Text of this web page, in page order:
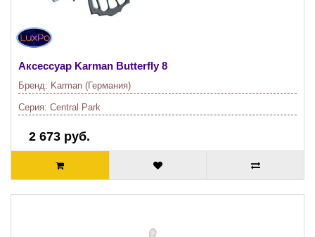
Аксессуар Karman Butterfly 8
Бренд: Karman (Германия)
Серия: Central Park
2 673 руб.